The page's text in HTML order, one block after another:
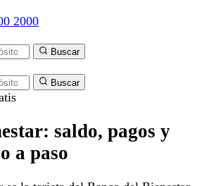
2000
Buscar
Buscar
saldo, pagos y
a paso